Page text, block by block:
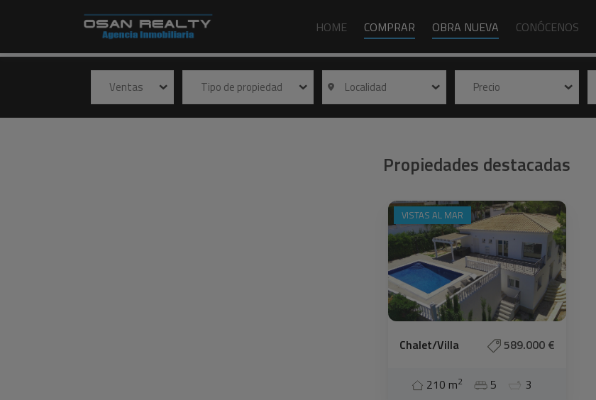
HOME COMPRAR OBRA NUEVA CONÓCENOS
Ventas Tipo de propiedad Localidad Precio
Propiedades destacadas
VISTAS AL MAR
Chalet/Villa 589.000 €
210 m2 5 3